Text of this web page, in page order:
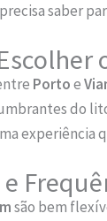
saber
Portoe
do
experiência
são bem